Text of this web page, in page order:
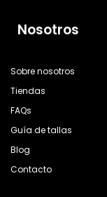
Nosotros
Sobre nosotros
Tiendas
FAQs
Guía de tallas
Blog
Contacto